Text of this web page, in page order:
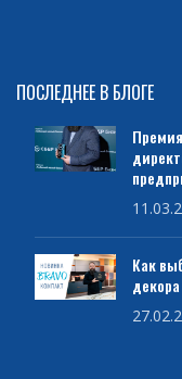
ПОСЛЕДНЕЕ В БЛОГЕ
Как